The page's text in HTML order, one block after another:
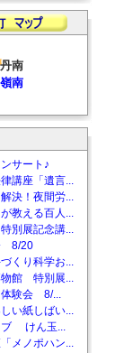
丹南
嶺南
サート♪
講座「遺言...
決！夜間労...
教える百人...
特別展記念講...
8/20
くり科学お...
物館 特別展...
体験会 8/...
い紙しばい...
ブ けん玉...
メノポハン...